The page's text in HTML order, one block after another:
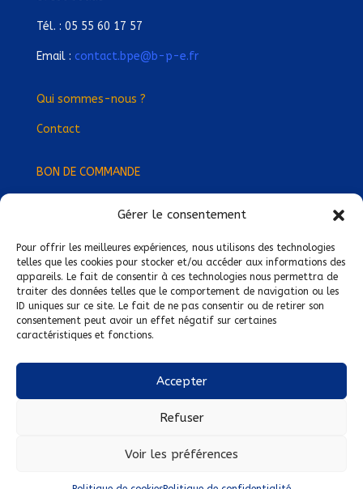
Gérer le consentement
Pour offrir les meilleures expériences, nous utilisons des technologies
telles que les cookies pour stocker et/ou accéder aux informations des
appareils. Le fait de consentir à ces technologies nous permettra de
traiter des données telles que le comportement de navigation ou les
ID uniques sur ce site. Le fait de ne pas consentir ou de retirer son
consentement peut avoir un effet négatif sur certaines
caractéristiques et fonctions.
Accepter
Refuser
Voir les préférences
Tél. : 05 55 60 17 57
Email : contact.bpe@b-p-e.fr
Qui sommes-nous ?
Contact
BON DE COMMANDE
Devenez Délégué·e Régional·e !
Trouvez-nous près de chez vous !
Mentions légales
Conditions générales de vente
Politique de confidentialité